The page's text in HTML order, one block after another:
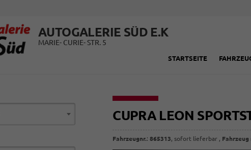
AUTOGALERIE SÜD E.K
MARIE- CURIE- STR. 5
STARTSEITE
CUPRA LEON
Fahrzeugnr.:865313,sofort lieferbar , Fahrzeug